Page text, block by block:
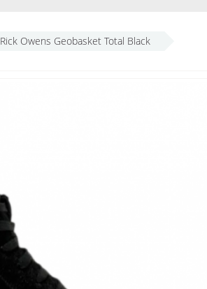
Rick Owens Geobasket Total Black